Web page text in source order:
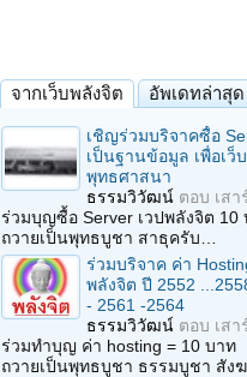
จากเว็บพลังจิต อัพเดทล่าสุด
เชิญร่วมบริจาคซื้อ
เป็นฐานข้อมูล เพื่อเว็
พุทธศาสนา
ธรรมวิวัฒน์ ตอบ เสา
ร่วมบุญซื้อ Server เวปพลังจิต 10
ถวายเป็นพุทธบูชา สาธุครับ…
ร่วมบริจาค ค่า
พลังจิต ปี 2552
- 2561 -2564
ธรรมวิวัฒน์ ตอบ เสา
ร่วมทำบุญ ค่า hosting = 10 บาท
ถวายเป็นพุทธบูชา ธรรมบูชา สัง